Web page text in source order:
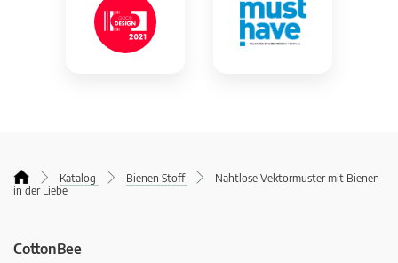
Katalog Bienen Stoff
Nahtlose Vektormuster mit Bienen
in der Liebe
CottonBee